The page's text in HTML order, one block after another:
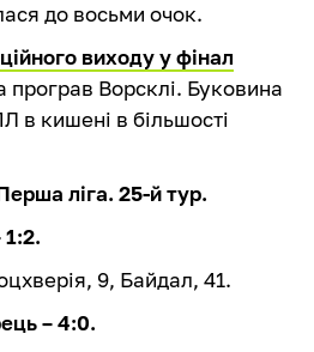
до восьми очок.
виходу у фінал
програв Ворсклі. Буковина
в кишені в більшості
ліга. 25-й тур.
1:2.
9, Байдал, 41.
– 4:0.